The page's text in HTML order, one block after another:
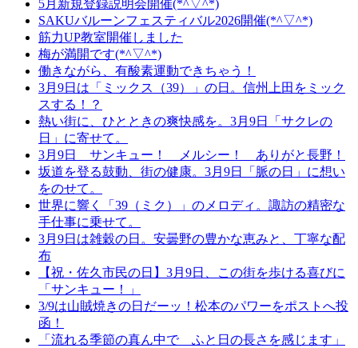
5月新規登録説明会開催(*^▽^*)
SAKUバルーンフェスティバル2026開催(*^▽^*)
筋力UP教室開催しました
梅が満開です(*^▽^*)
働きながら、有酸素運動できちゃう！
3月9日は「ミックス（39）」の日。信州上田をミック
スする！？
熱い街に、ひとときの爽快感を。3月9日「サクレの
日」に寄せて。
3月9日 サンキュー！ メルシー！ ありがと長野！
坂道を登る鼓動、街の健康。3月9日「脈の日」に想い
をのせて。
世界に響く「39（ミク）」のメロディ。諏訪の精密な
手仕事に乗せて。
3月9日は雑穀の日。安曇野の豊かな恵みと、丁寧な配
布
【祝・佐久市民の日】3月9日、この街を歩ける喜びに
「サンキュー！」
3/9は山賊焼きの日だーッ！松本のパワーをポストへ投
函！
「流れる季節の真ん中で ふと日の長さを感じます」